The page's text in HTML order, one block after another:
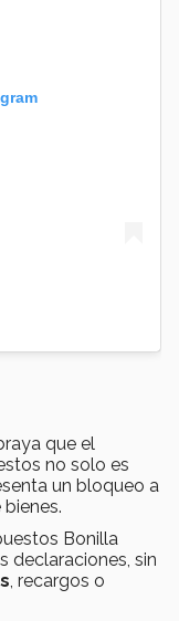
que el
no solo es
un bloqueo a
Bonilla
declaraciones, sin
, recargos o